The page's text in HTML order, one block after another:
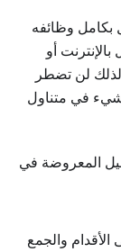
بكامل وظائفه
أو
لذلك لن تضطر
شيء في متناول
المعروضة في
الأقدام والجمع